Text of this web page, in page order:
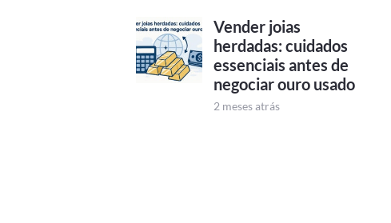
Vender joias
herdadas: cuidados
essenciais antes de
negociar ouro usado
2 meses atrás